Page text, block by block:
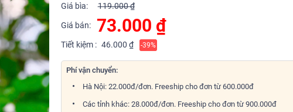
Giá bìa: 119.000 ₫
Giá bán: 73.000 ₫
Tiết kiệm : 46.000 ₫ -39%
Phí vận chuyển:
Hà Nội: 22.000đ/đơn. Freeship cho đơn từ 600.000đ
Các tỉnh khác: 28.000đ/đơn. Freeship cho đơn từ 900.000đ